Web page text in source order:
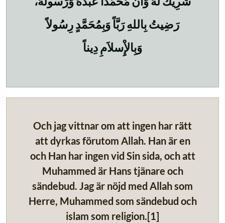
رَضِيتُ بِاللهِ رَبَّاً وَبِمُحَمَّدٍ رِسُولاً
وَبِالإِْسلاَمِ دِيناً
Och jag vittnar om att ingen har rätt
att dyrkas förutom Allah. Han är en
och Han har ingen vid Sin sida, och att
Muhammed är Hans tjänare och
sändebud. Jag är nöjd med Allah som
Herre, Muhammed som sändebud och
islam som religion.[1]